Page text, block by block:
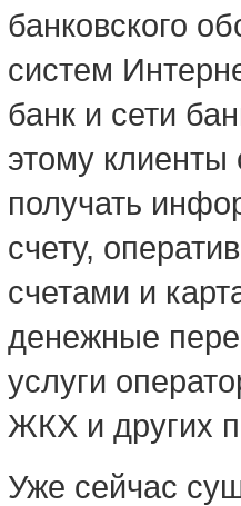
банковского
систем
банк и сети
этому клиенты
получать
счету,
счетами и
денежные
услуги
ЖКХ и других
Уже сейчас